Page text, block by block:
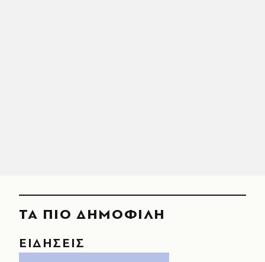
ΤΑ ΠΙΟ ΔΗΜΟΦΙΛΗ
ΕΙΔΗΣΕΙΣ